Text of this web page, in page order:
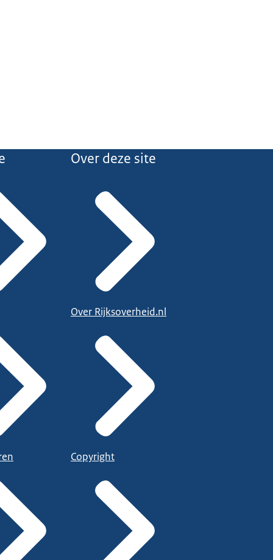
Over deze site
Over Rijksoverheid.nl
Copyright